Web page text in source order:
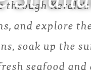
through Kerala's
and explore
soak up the
seafood and